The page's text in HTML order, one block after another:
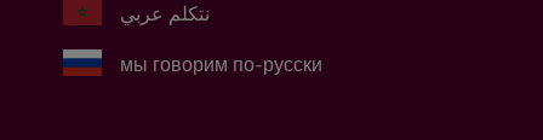
نتكلم عربي
мы говорим по-русски